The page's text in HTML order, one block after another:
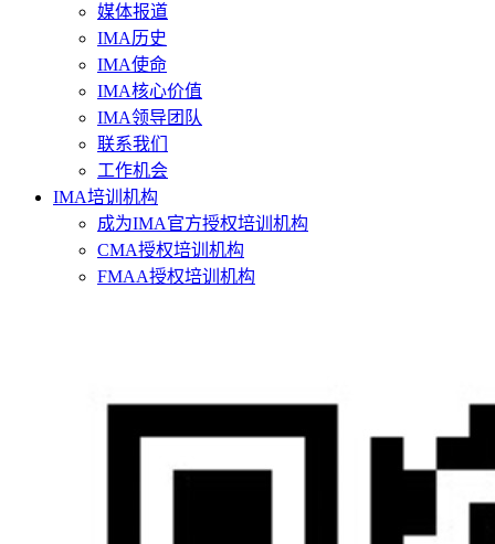
媒体报道
IMA历史
IMA使命
IMA核心价值
IMA领导团队
联系我们
工作机会
IMA培训机构
成为IMA官方授权培训机构
CMA授权培训机构
FMAA授权培训机构